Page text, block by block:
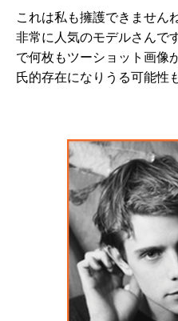
これは私も擁護できません
非常に人気のモデルさんで
で何枚もツーショット画像
氏的存在になりうる可能性